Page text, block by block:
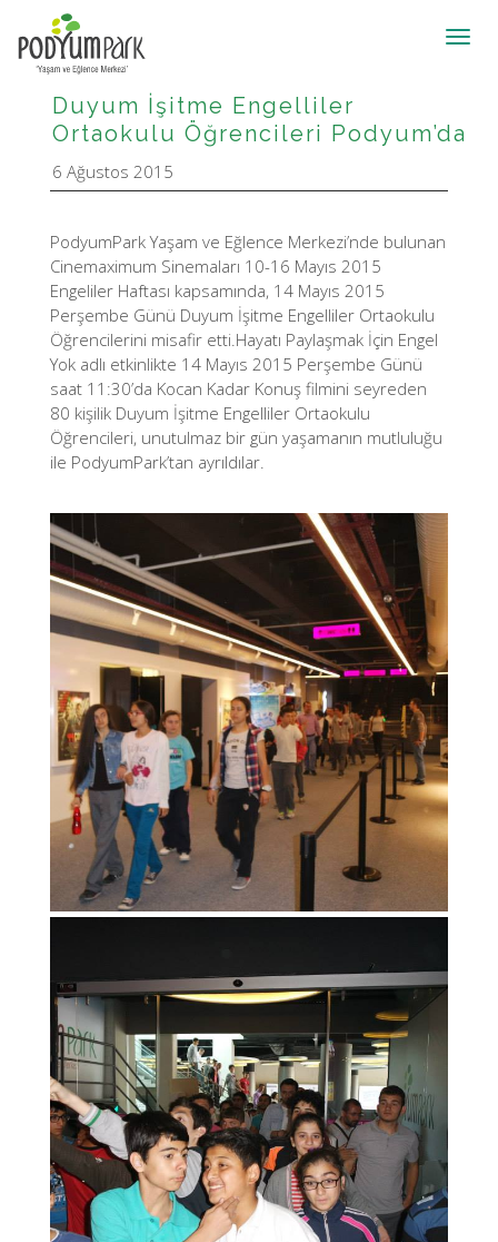
Duyum İşitme Engelliler
Ortaokulu Öğrencileri Podyum’da
6 Ağustos 2015
PodyumPark Yaşam ve Eğlence Merkezi’nde bulunan
Cinemaximum Sinemaları 10-16 Mayıs 2015
Engeliler Haftası kapsamında, 14 Mayıs 2015
Perşembe Günü Duyum İşitme Engelliler Ortaokulu
Öğrencilerini misafir etti.Hayatı Paylaşmak İçin Engel
Yok adlı etkinlikte 14 Mayıs 2015 Perşembe Günü
saat 11:30’da Kocan Kadar Konuş filmini seyreden
80 kişilik Duyum İşitme Engelliler Ortaokulu
Öğrencileri, unutulmaz bir gün yaşamanın mutluluğu
ile PodyumPark’tan ayrıldılar.